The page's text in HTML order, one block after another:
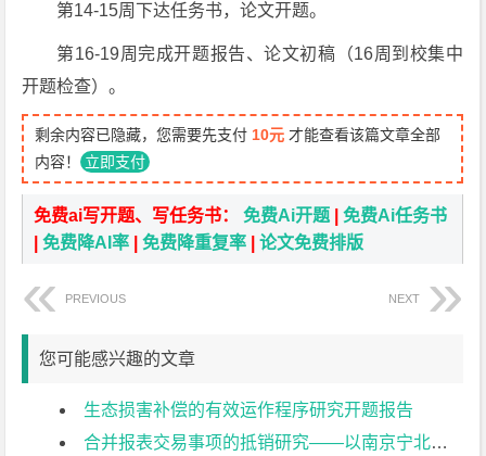
第14-15周下达任务书，论文开题。
第16-19周完成开题报告、论文初稿（16周到校集中
开题检查）。
剩余内容已隐藏，您需要先支付 10元 才能查看该篇文章全部
内容！ 立即支付
免费ai写开题、写任务书：免费Ai开题 |免费Ai任务书
|免费降AI率 |免费降重复率 |论文免费排版
PREVIOUS NEXT
您可能感兴趣的文章
生态损害补偿的有效运作程序研究开题报告
合并报表交易事项的抵销研究——以南京宁北轨道交通有限公司为例开题报告